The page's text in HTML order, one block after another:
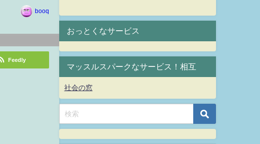
booq
Feedly
おっとくなサービス
マッスルスパークなサービス！相互
社会の窓